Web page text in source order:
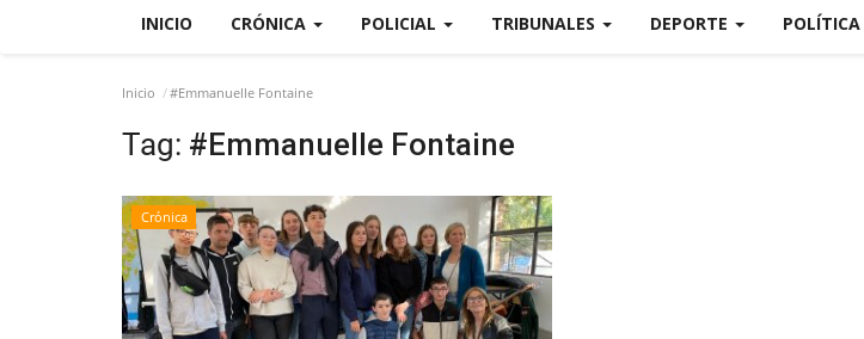
INICIO CRÓNICA POLICIAL TRIBUNALES DEPORTE POLÍTICA
Inicio #Emmanuelle Fontaine
Tag: #Emmanuelle Fontaine
Crónica